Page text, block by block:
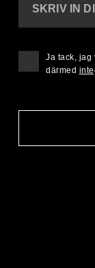
SKRIV IN
Ja tack, jag
därmed